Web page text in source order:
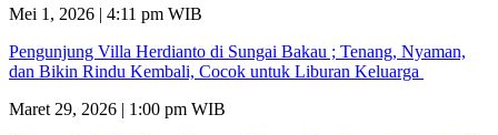
Mei 1, 2026 | 4:11 pm WIB
Pengunjung Villa Herdianto di Sungai Bakau ; Tenang, Nyaman,
dan Bikin Rindu Kembali, Cocok untuk Liburan Keluarga
Maret 29, 2026 | 1:00 pm WIB